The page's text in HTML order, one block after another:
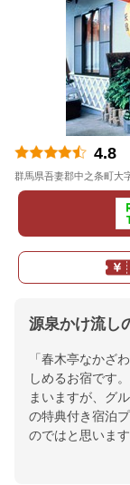
4.8
群馬県吾妻郡中之条町大
源泉かけ流し
「春木亭なかざ
しめるお宿です
まいますが、グ
の特典付き宿泊
のではと思います